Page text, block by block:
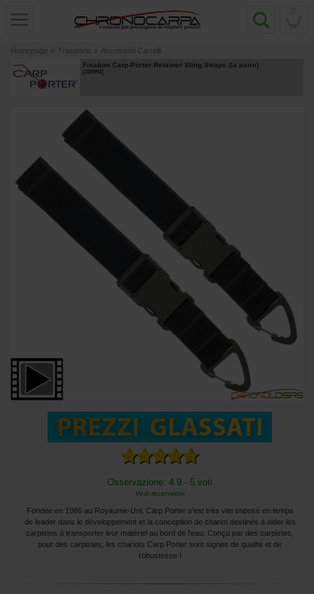
Homepage » Trasporto » Accessori Carrelli
Fixation Carp-Porter Retainer Sling Straps (la paire)
[226992]
Osservazione: 4.9 - 5 voti
Vedi recensioni
Fondée en 1986 au Royaume-Uni, Carp Porter s'est très vite imposé en temps
de leader dans le développement et la conception de chariot destinés à aider les
carpistes à transporter leur matériel au bord de l'eau. Conçu par des carpistes,
pour des carpistes, les chariots Carp Porter sont signes de qualité et de
robustesse !